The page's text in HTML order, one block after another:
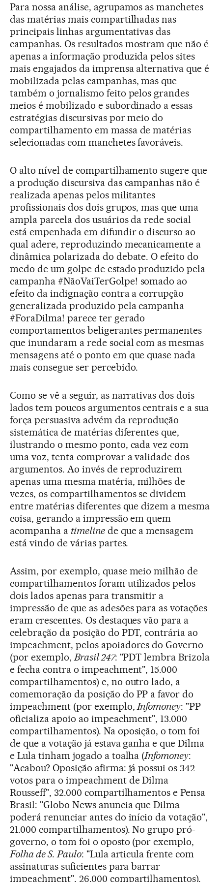
Para nossa análise, agrupamos as manchetes
das matérias mais compartilhadas nas
principais linhas argumentativas das
campanhas. Os resultados mostram que não é
apenas a informação produzida pelos sites
mais engajados da imprensa alternativa que é
mobilizada pelas campanhas, mas que
também o jornalismo feito pelos grandes
meios é mobilizado e subordinado a essas
estratégias discursivas por meio do
compartilhamento em massa de matérias
selecionadas com manchetes favoráveis.
O alto nível de compartilhamento sugere que
a produção discursiva das campanhas não é
realizada apenas pelos militantes
profissionais dos dois grupos, mas que uma
ampla parcela dos usuários da rede social
está empenhada em difundir o discurso ao
qual adere, reproduzindo mecanicamente a
dinâmica polarizada do debate. O efeito do
medo de um golpe de estado produzido pela
campanha #NãoVaiTerGolpe! somado ao
efeito da indignação contra a corrupção
generalizada produzido pela campanha
#ForaDilma! parece ter gerado
comportamentos beligerantes permanentes
que inundaram a rede social com as mesmas
mensagens até o ponto em que quase nada
mais consegue ser percebido.
Como se vê a seguir, as narrativas dos dois
lados tem poucos argumentos centrais e a sua
força persuasiva advém da reprodução
sistemática de matérias diferentes que,
ilustrando o mesmo ponto, cada vez com
uma voz, tenta comprovar a validade dos
argumentos. Ao invés de reproduzirem
apenas uma mesma matéria, milhões de
vezes, os compartilhamentos se dividem
entre matérias diferentes que dizem a mesma
coisa, gerando a impressão em quem
acompanha a timelinede que a mensagem
está vindo de várias partes.
Assim, por exemplo, quase meio milhão de
compartilhamentos foram utilizados pelos
dois lados apenas para transmitir a
impressão de que as adesões para as votações
eram crescentes. Os destaques vão para a
celebração da posição do PDT, contrária ao
impeachment, pelos apoiadores do Governo
(por exemplo,Brasil 247: "PDT lembra Brizola
e fecha contra o impeachment", 15.000
compartilhamentos) e, no outro lado, a
comemoração da posição do PP a favor do
impeachment (por exemplo,Infomoney: "PP
oficializa apoio ao impeachment", 13.000
compartilhamentos). Na oposição, o tom foi
de que a votação já estava ganha e que Dilma
e Lula tinham jogado a toalha (Infomoney:
"Acabou? Oposição afirma: já possui os 342
votos para o impeachment de Dilma
Rousseff", 32.000 compartilhamentos e Pensa
Brasil: "Globo News anuncia que Dilma
poderá renunciar antes do início da votação",
21.000 compartilhamentos). No grupo pró-
governo, o tom foi o oposto (por exemplo,
Folha de S. Paulo: "Lula articula frente com
assinaturas suficientes para barrar
impeachment", 26.000 compartilhamentos).